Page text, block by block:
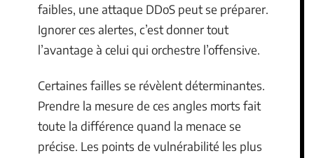
faibles, une attaque DDoS peut se préparer.
Ignorer ces alertes, c’est donner tout
l’avantage à celui qui orchestre l’offensive.
Certaines failles se révèlent déterminantes.
Prendre la mesure de ces angles morts fait
toute la différence quand la menace se
précise. Les points de vulnérabilité les plus